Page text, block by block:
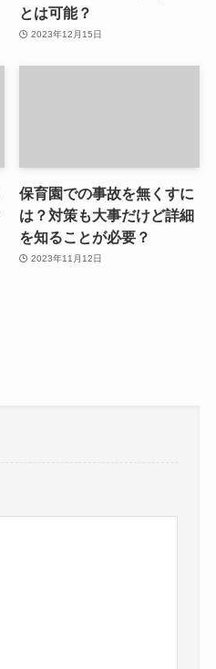
とは可能？
2023年12月15日
保育園での事故を無くすに
は？対策も大事だけど詳細
を知ることが必要？
2023年11月12日